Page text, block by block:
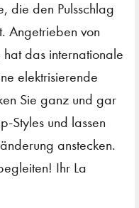
die den Pulsschlag
Angetrieben von
hat das internationale
elektrisierende
Sie ganz und gar
Styles und lassen
anstecken.
Ihr La